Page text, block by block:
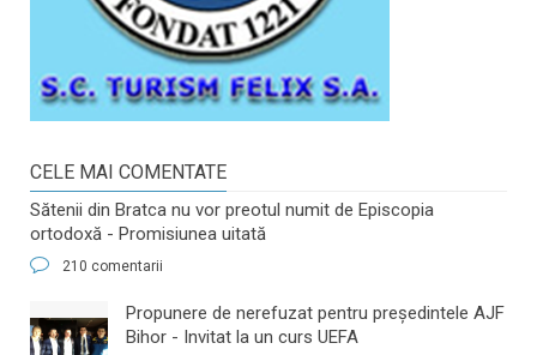
CELE MAI COMENTATE
Sătenii din Bratca nu vor preotul numit de Episcopia
ortodoxă - Promisiunea uitată
210 comentarii
​Propunere de nerefuzat pentru preşedintele AJF
Bihor - Invitat la un curs UEFA